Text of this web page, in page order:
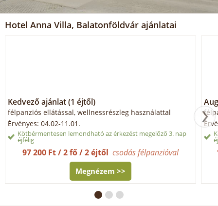
Hotel Anna Villa, Balatonföldvár ajánlatai
Kedvező ajánlat (1 éjtől)
félpanziós ellátással, wellnessrészleg használattal
Érvényes: 04.02-11.01.
Kötbérmentesen lemondható az érkezést megelőző 3. nap
éjfélig
97 200 Ft / 2 fő / 2 éjtőlcsodás félpanzióval
Megnézem >>